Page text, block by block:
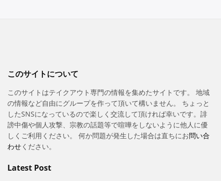
このサイトについて
このサイトはテイクアウト専門の情報を集めたサイトです。 地域
の情報など自由にグループを作って頂いて構いません。 ちょっと
したSNSになっているので楽しく交流して頂ければ幸いです。誹
謗中傷や個人攻撃、宗教の話題等で喧嘩をしないように他人に優
しくご利用ください。 何か問題が発生した場合は直ちにお問い合
わせください。
Latest Post